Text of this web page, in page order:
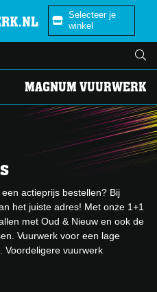
Selecteer je
winkel
MAGNUM VUURWERK
actieprijs bestellen? Bij
het juiste adres! Met onze 1+1
met Oud & Nieuw en ook de
Vuurwerk voor een lage
Voordeligere vuurwerk